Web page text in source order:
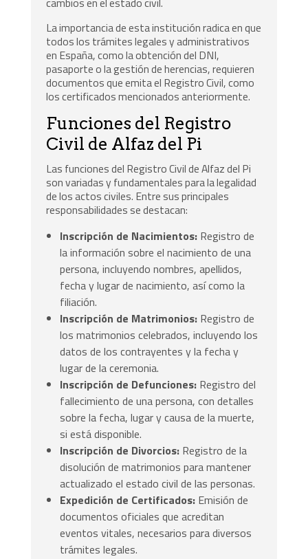
La importancia de esta institución radica en que
todos los trámites legales y administrativos
en España, como la obtención del DNI,
pasaporte o la gestión de herencias, requieren
documentos que emita el Registro Civil, como
los certificados mencionados anteriormente.
Funciones del Registro
Civil de Alfaz del Pi
Las funciones del Registro Civil de Alfaz del Pi
son variadas y fundamentales para la legalidad
de los actos civiles. Entre sus principales
responsabilidades se destacan:
Inscripción de Nacimientos: Registro de
la información sobre el nacimiento de una
persona, incluyendo nombres, apellidos,
fecha y lugar de nacimiento, así como la
filiación.
Inscripción de Matrimonios: Registro de
los matrimonios celebrados, incluyendo los
datos de los contrayentes y la fecha y
lugar de la ceremonia.
Inscripción de Defunciones: Registro del
fallecimiento de una persona, con detalles
sobre la fecha, lugar y causa de la muerte,
si está disponible.
Inscripción de Divorcios: Registro de la
disolución de matrimonios para mantener
actualizado el estado civil de las personas.
Expedición de Certificados: Emisión de
documentos oficiales que acreditan
eventos vitales, necesarios para diversos
trámites legales.